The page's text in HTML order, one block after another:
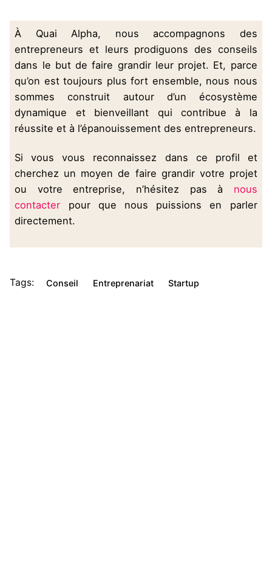
À Quai Alpha, nous accompagnons des
entrepreneurs et leurs prodiguons des conseils
dans le but de faire grandir leur projet. Et, parce
qu’on est toujours plus fort ensemble, nous nous
sommes construit autour d’un écosystème
dynamique et bienveillant qui contribue à la
réussite et à l’épanouissement des entrepreneurs.
Si vous vous reconnaissez dans ce profil et
cherchez un moyen de faire grandir votre projet
ou votre entreprise, n’hésitez pas à nous
contacter pour que nous puissions en parler
directement.
Tags: Conseil Entreprenariat Startup